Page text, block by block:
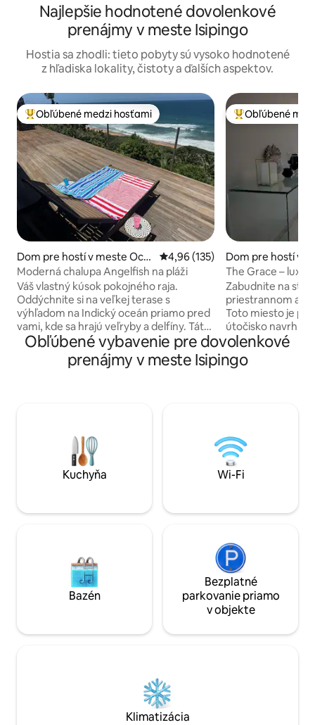
Najlepšie hodnotené dovolenkové
prenájmy v meste Isipingo
Hostia sa zhodli: tieto pobyty sú vysoko hodnotené
z hľadiska lokality, čistoty a ďalších aspektov.
Najobľúbenejšie medzi hosťami
Obľúbené medzi hosťami
Dom pre hostí v meste Oce
an View
Priemerné ohodnotenie 4,96 z
4,96 (135)
Moderná chalupa Angelfish na pláži
Váš vlastný kúsok pokojného raja.
Oddýchnite si na veľkej terase s
výhľadom na Indický oceán priamo pred
vami, kde sa hrajú veľryby a delfíny. Táto
klimatizovaná chata s 1 spálňou sa môže
pochváliť súkromným výhľadom na
oceán a krátkou 80 m dlhou cestou na
používanie vysokorýchlostného Wi-Fi
pripojenia Fibre. Zálohovanie
invertorovej elektriny Prístup autom s
bezpečným súkromným parkoviskom v
Najobľúbenejšie
Obľúbené
Dom pre hostí v
eva park
The Grace –
Zabudnite na
priestrannom a
Toto miesto je
útočisko
priestor a
pokojnú
pohodlný a
pracujete na
zúčastňujete
Obľúbené vybavenie pre dovolenkové
prenájmy v meste Isipingo
Kuchyňa Wi-Fi
Bazén
Bezplatné
parkovanie priamo
v objekte
Klimatizácia